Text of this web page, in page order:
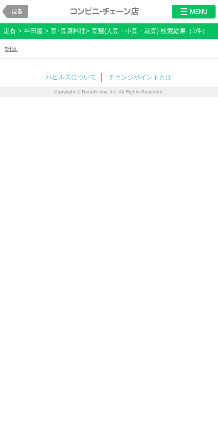
レストラン・チ
定食 > 半田屋 > 豆･豆腐料理> 豆類(大豆・小豆・花豆) 検索結果（1件）
納豆
ハピルスについて チェンジポイントとは
Copyright © Benefit one Inc. All Rights Reserved.